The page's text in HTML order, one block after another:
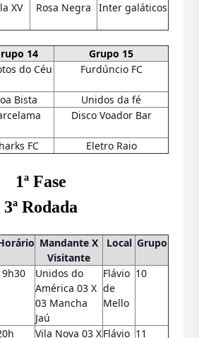
XV Rosa Negra Inter galáticos
14
Grupo 15
do Céu Furdúncio FC
Bista
Unidos da fé
Disco Voador Bar
FC Eletro Raio
1ª Fase
3ª Rodada
Mandante X
Visitante
Local Grupo
Unidos do
América 03 X
03 Mancha
Jaú
Flávio
de
Mello
10
Vila Nova 03 XFlávio 11